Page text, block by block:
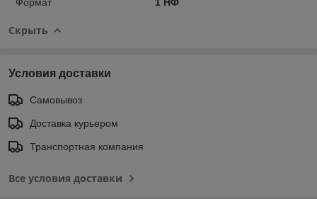
Скрыть
Условия доставки
Самовывоз
Доставка курьером
Транспортная компания
Все условия доставки